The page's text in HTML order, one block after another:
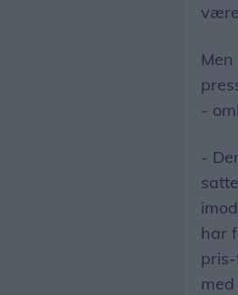
-
-
har